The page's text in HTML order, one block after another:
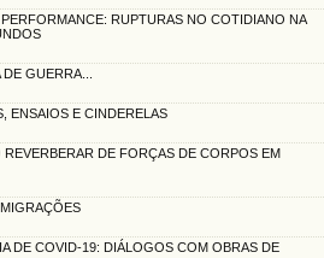
RUPTURAS NO COTIDIANO NA
GUERRA...
ENSAIOS E CINDERELAS
DE FORÇAS DE CORPOS EM
DE COVID-19: DIÁLOGOS COM OBRAS DE